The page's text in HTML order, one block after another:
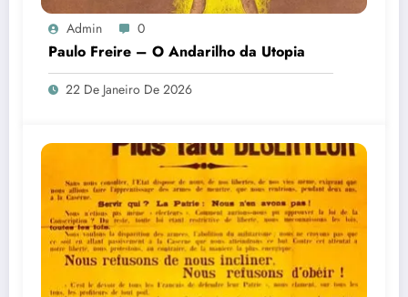
Admin 0
Paulo Freire – O Andarilho da Utopia
22 De Janeiro De 2026